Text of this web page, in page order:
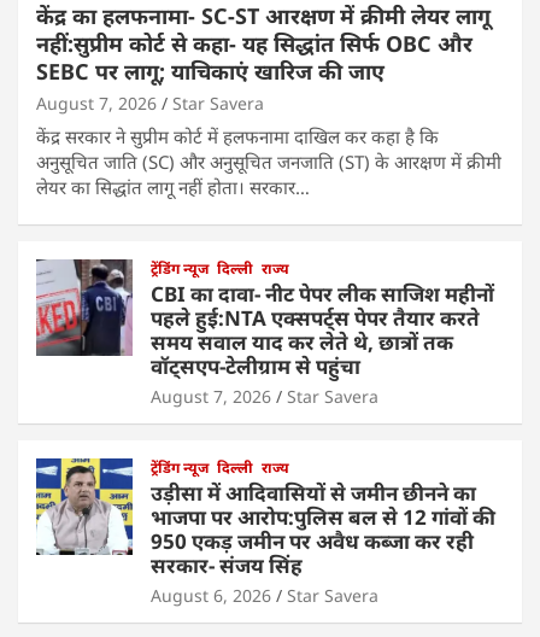
केंद्र का हलफनामा- SC-ST आरक्षण में क्रीमी लेयर लागू
नहीं:सुप्रीम कोर्ट से कहा- यह सिद्धांत सिर्फ OBC और
SEBC पर लागू; याचिकाएं खारिज की जाए
August 7, 2026 Star Savera
केंद्र सरकार ने सुप्रीम कोर्ट में हलफनामा दाखिल कर कहा है कि
अनुसूचित जाति (SC) और अनुसूचित जनजाति (ST) के आरक्षण में क्रीमी
लेयर का सिद्धांत लागू नहीं होता। सरकार…
ट्रेंडिंग न्यूज दिल्ली राज्य
CBI का दावा- नीट पेपर लीक साजिश महीनों
पहले हुई:NTA एक्सपर्ट्स पेपर तैयार करते
समय सवाल याद कर लेते थे, छात्रों तक
वॉट्सएप-टेलीग्राम से पहुंचा
August 7, 2026 Star Savera
ट्रेंडिंग न्यूज दिल्ली राज्य
उड़ीसा में आदिवासियों से जमीन छीनने का
भाजपा पर आरोप:पुलिस बल से 12 गांवों की
950 एकड़ जमीन पर अवैध कब्जा कर रही
सरकार- संजय सिंह
August 6, 2026 Star Savera